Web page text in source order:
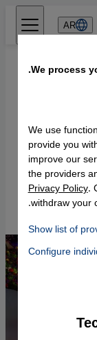
AR
We process
We use
provide you
improve our
the providers
Privacy Policy.
withdraw your
Show list of
Instagram
Configure